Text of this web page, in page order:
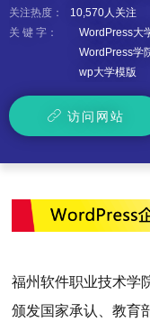
关注热度：
10,570人关注
关 键 字：
WordPress大
WordPress学
wp大学模版
访问网站
福州软件职业技术学
颁发国家承认、教育